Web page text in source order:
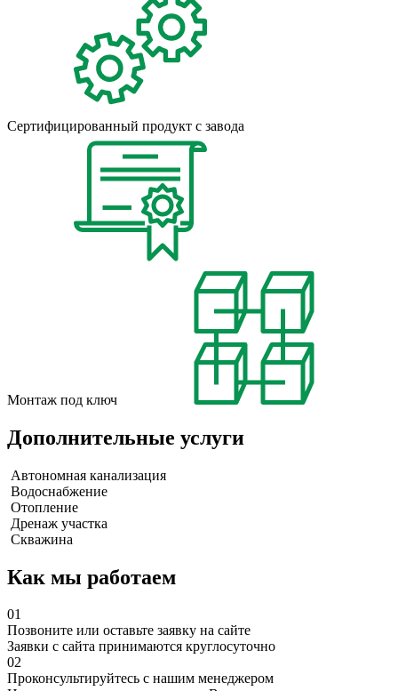
Сертифицированный продукт с завода
Монтаж под ключ
Дополнительные услуги
Автономная канализация
Водоснабжение
Отопление
Дренаж участка
Скважина
Как мы работаем
01
Позвоните или оставьте заявку на сайте
Заявки с сайта принимаются круглосуточно
02
Проконсультируйтесь с нашим менеджером